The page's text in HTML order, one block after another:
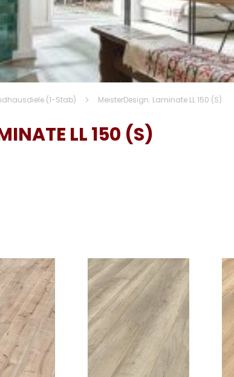
(1-Stab) MeisterDesign. Laminate LL 150 (S)
LL 150 (S)